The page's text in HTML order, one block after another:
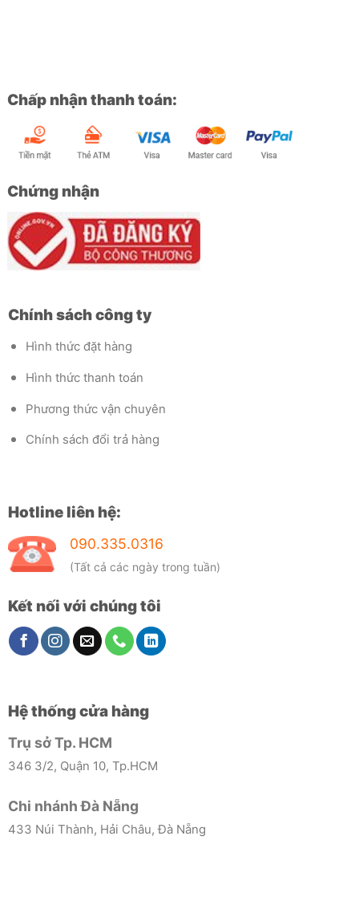
Chấp nhận thanh toán:
Chứng nhận
Chính sách công ty
Hình thức đặt hàng
Hình thức thanh toán
Phương thức vận chuyên
Chính sách đổi trả hàng
Hotline liên hệ:
090.335.0316
(Tất cả các ngày trong tuần)
Kết nối với chúng tôi
Hệ thống cửa hàng
Trụ sở Tp. HCM
346 3/2, Quận 10, Tp.HCM
Chi nhánh Đà Nẵng
433 Núi Thành, Hải Châu, Đà Nẵng